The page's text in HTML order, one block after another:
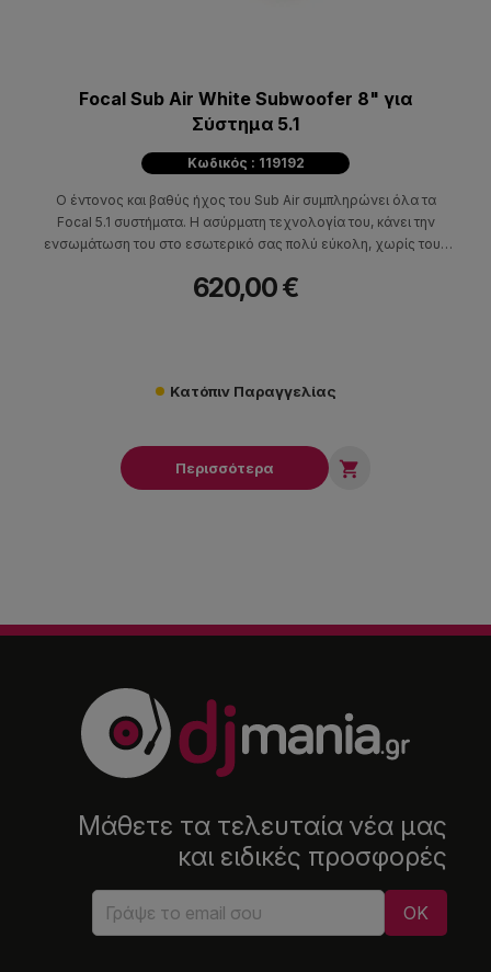
Focal Sub Air White Subwoofer 8" για
Σύστημα 5.1
Κωδικός : 119192
O έντονος και βαθύς ήχος του Sub Air συμπληρώνει όλα τα
Focal 5.1 συστήματα. Η ασύρματη τεχνολογία του, κάνει την
ενσωμάτωση του στο εσωτερικό σας πολύ εύκολη, χωρίς τους
620,00 €
Κατόπιν Παραγγελίας
Περισσότερα 
Μάθετε τα τελευταία νέα μας
και ειδικές προσφορές